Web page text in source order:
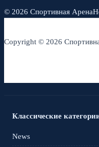
© 2026 Спортивная Арена
Copyright © 2026
Классические
News